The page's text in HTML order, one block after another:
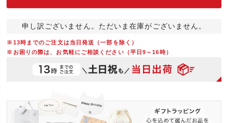
申し訳ございません。ただいま在庫がございません。
※13時までのご注文は当日発送（一部を除く）
※お困りの際は、お気軽にご相談ください（平日9～16時）